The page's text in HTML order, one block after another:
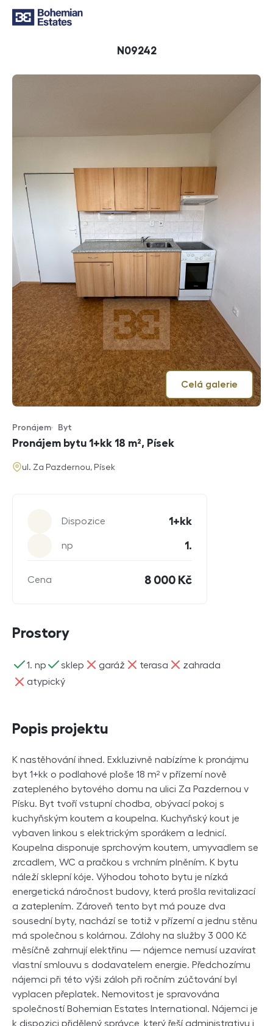
ID
N09242
Celá galerie
Typ nabídky
Pronájem
Typ nemovitosti
Byt
Pronájem bytu 1+kk 18 m², Písek
adresa
ul. Za Pazdernou, Písek
Dispozice 1+kk
np 1.
Cena 8 000 Kč
Prostory
1. np
ano sklep
ano garáž
ne terasa
ne zahrada
ne
atypický
ne
Popis projektu
K nastěhování ihned. Exkluzivně nabízíme k pronájmu
byt 1+kk o podlahové ploše 18 m² v přízemí nově
zatepleného bytového domu na ulici Za Pazdernou v
Písku. Byt tvoří vstupní chodba, obývací pokoj s
kuchyňským koutem a koupelna. Kuchyňský kout je
vybaven linkou s elektrickým sporákem a lednicí.
Koupelna disponuje sprchovým koutem, umyvadlem se
zrcadlem, WC a pračkou s vrchním plněním. K bytu
náleží sklepní kóje. Výhodou tohoto bytu je nízká
energetická náročnost budovy, která prošla revitalizací
a zateplením. Zároveň tento byt má pouze dva
sousední byty, nachází se totiž v přízemí a jednu stěnu
má společnou s kolárnou. Zálohy na služby 3 000 Kč
měsíčně zahrnují elektřinu — nájemce nemusí uzavírat
vlastní smlouvu s dodavatelem energie. Předchozímu
nájemci při této výši záloh při ročním zúčtování byl
vyplacen přeplatek. Nemovitost je spravována
společností Bohemian Estates International. Nájemci je
k dispozici přidělený správce, který řeší administrativu i